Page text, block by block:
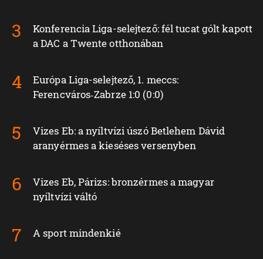
Konferencia Liga-selejtező: fél tucat gólt kapott
a DAC a Twente otthonában
Európa Liga-selejtező, 1. meccs:
Ferencváros‑Zabrze 1:0 (0:0)
Vizes Eb: a nyíltvízi úszó Betlehem Dávid
aranyérmes a kieséses versenyben
Vizes Eb, Párizs: bronzérmes a magyar
nyíltvízi váltó
A sport mindenkié